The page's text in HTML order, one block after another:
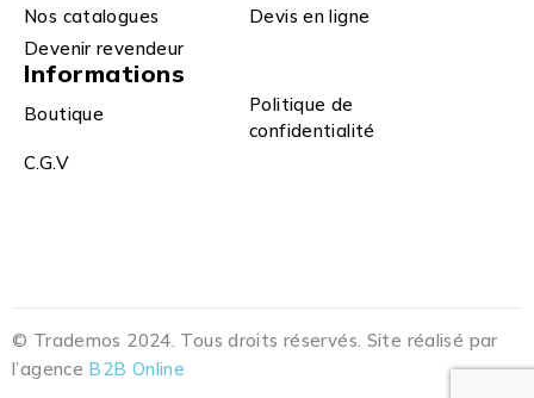
Nos catalogues
Devis en ligne
Devenir revendeur
Informations
Boutique
Politique de
confidentialité
C.G.V
© Trademos 2024. Tous droits réservés. Site réalisé par
l’agence B2B Online